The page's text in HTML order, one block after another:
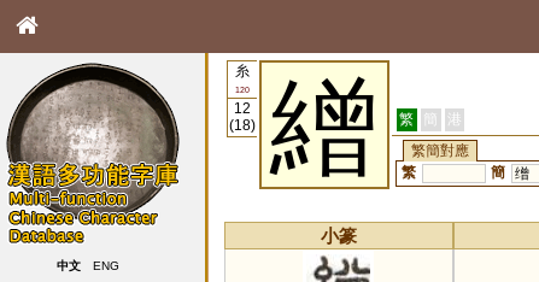
中文 ENG
糸
120
12
(18)
繒 繁 簡 港
繁簡對應
繁
簡 缯
小篆